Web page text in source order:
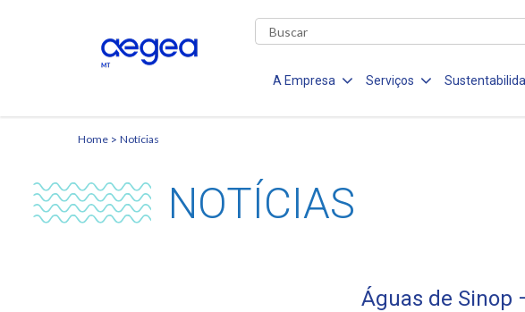
A Empresa Serviços
Home Notícias
NOTÍCIAS
Águas de Sinop